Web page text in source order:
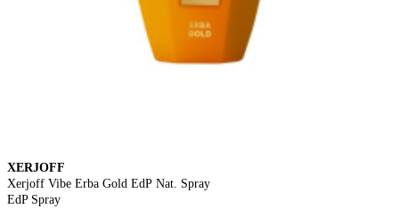
XERJOFF
Xerjoff Vibe Erba Gold EdP Nat. Spray
EdP Spray